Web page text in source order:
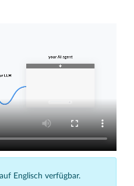
Englisch verfügbar.